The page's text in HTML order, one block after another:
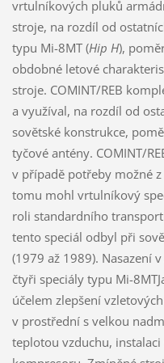
vrtulníkových pluků
stroje, na rozdíl od
typu Mi-8MT (Hip H),
obdobné letové
stroje. COMINT/REB
a využíval, na rozdíl od
sovětské konstrukce,
tyčové antény. COMINT/
v případě potřeby možné
tomu mohl vrtulníkový
roli standardního
tento speciál odbyl při
(1979 až 1989). Nasazení
čtyři speciály typu Mi-
účelem zlepšení
v prostřední s velkou
teplotou vzduchu,